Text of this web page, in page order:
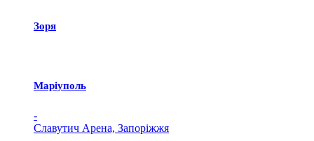
Зоря
Маріуполь
-
Славутич Арена, Запоріжжя